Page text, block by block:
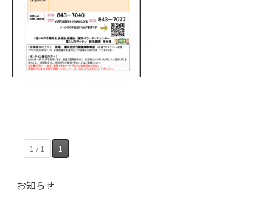
1 / 1 1
お知らせ